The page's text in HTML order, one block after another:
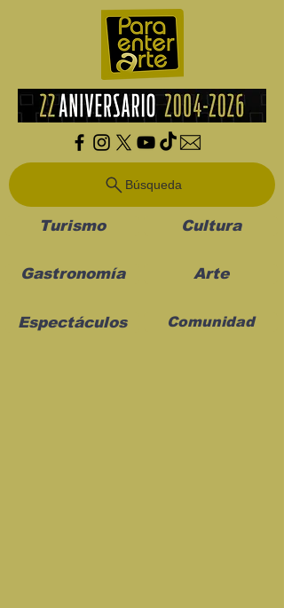
Búsqueda
Turismo Cultura
Gastronomía Arte
Espectáculos Comunidad